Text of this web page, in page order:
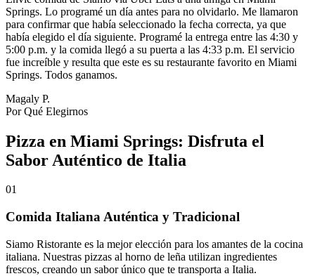
Springs. Lo programé un día antes para no olvidarlo. Me llamaron
para confirmar que había seleccionado la fecha correcta, ya que
había elegido el día siguiente. Programé la entrega entre las 4:30 y
5:00 p.m. y la comida llegó a su puerta a las 4:33 p.m. El servicio
fue increíble y resulta que este es su restaurante favorito en Miami
Springs. Todos ganamos.
Magaly P.
Por Qué Elegirnos
Pizza en Miami Springs: Disfruta el
Sabor Auténtico de Italia
01
Comida Italiana Auténtica y Tradicional
Siamo Ristorante es la mejor elección para los amantes de la cocina
italiana. Nuestras pizzas al horno de leña utilizan ingredientes
frescos, creando un sabor único que te transporta a Italia.